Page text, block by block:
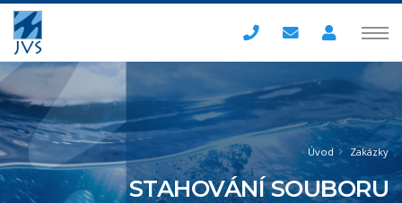
Úvod Zakázky
STAHOVÁNÍ SOUBORU